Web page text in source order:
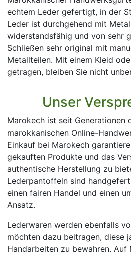
echtem Leder gefertigt, in der
Leder ist durchgehend mit
widerstandsfähig und von sehr
Schließen sehr original mit
Metallteilen. Mit einem Kleid
getragen, bleiben Sie nicht
Unser
Marokech ist seit Generationen
marokkanischen Online-
Einkauf bei Marokech
gekauften Produkte und das
authentische Herstellung zu
Lederpantoffeln sind
einen fairen Handel und einen
Ansatz.
Lederwaren werden ebenfalls
möchten dazu beitragen, diese
Handarbeiten zu bewahren.